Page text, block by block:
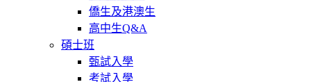
僑生及港澳生
高中生Q&A
碩士班
甄試入學
考試入學